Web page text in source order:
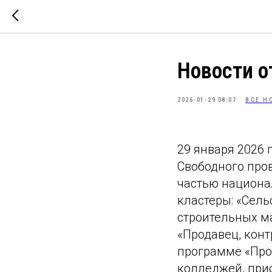
Новости
2026-01-29 08:07 ВСЕ
29 января
Свободного
частью
кластеры:
строительных
«Продавец,
программе
колледжей,